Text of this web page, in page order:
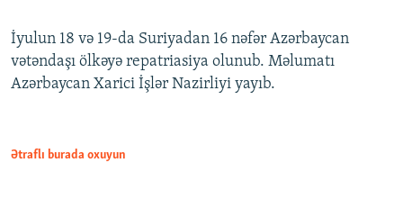
İyulun 18 və 19-da Suriyadan 16 nəfər Azərbaycan
vətəndaşı ölkəyə repatriasiya olunub. Məlumatı
Azərbaycan Xarici İşlər Nazirliyi yayıb.
Ətraflı burada oxuyun